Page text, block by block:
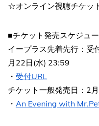
☆オンライン視聴チケッ
■チケット発売スケジュ
イープラス先着先行：受
月22日(水) 23:59
・ 受付URL
チケット一般発売日：2
・ An Evening with